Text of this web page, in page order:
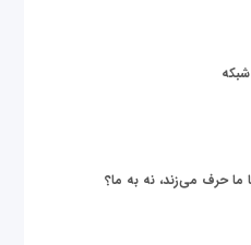
ما حرف می‌زند، نه به ما؟